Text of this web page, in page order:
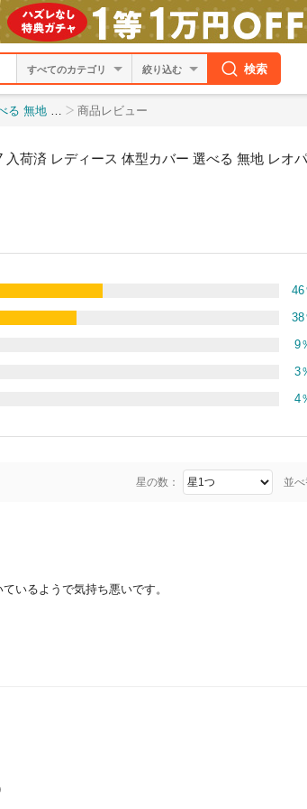
絞り込む 検索
寒 カジュアル 商品レビュー
荷済 レディース 体型カバー 選べる 無地 レオ
46
38
9
3
4
星の数： 並
いるようで気持ち悪いです。